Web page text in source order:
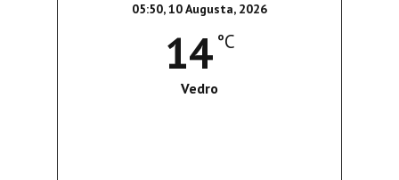
05:50,10 Augusta, 2026
14 °C
Vedro